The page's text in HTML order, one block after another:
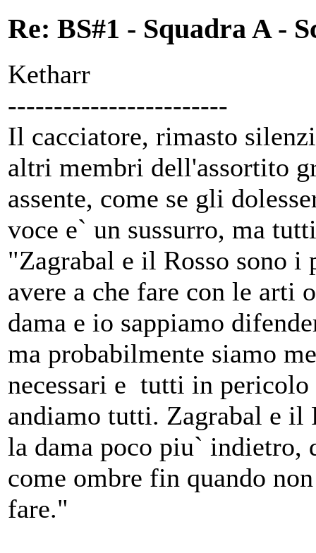
Re: BS#1 - Squadra A -
Ketharr
------------------------
Il cacciatore, rimasto
altri membri dell'assortito
assente, come se gli
voce e` un sussurro, ma
"Zagrabal e il Rosso sono i
avere a che fare con le arti
dama e io sappiamo
ma probabilmente siamo
necessari e tutti in pericolo
andiamo tutti. Zagrabal e il
la dama poco piu`
come ombre fin quando
fare."